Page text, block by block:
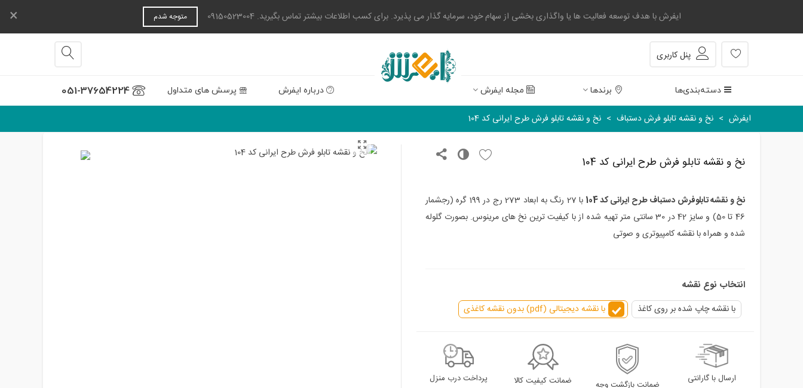
ایفرش با هدف توسعه فعالیت ها یا واگذاری بخشی از سهام خود، سرمایه گذار می پذیرد. برای کسب اطلاعات بیشتر تماس بگیرید. 09150523004 متوجه شدم ×
پنل کاربری
دسته‌بندی‌ها برندها مجله ایفرش درباره ایفرش پرسش های متداول 051-37654224
ایفرش > نخ و نقشه تابلو فرش دستباف > نخ و نقشه تابلو فرش طرح ایرانی کد 104
نخ و نقشه تابلو فرش طرح ایرانی کد 104
نخ و نقشه تابلوفرش دستباف طرح ایرانی کد 104 با 27 رنگ به ابعاد 273 رج در 199 گره
(رجشمار
46 تا 50 )
و سایز 42 در 30 سانتی متر تهیه شده از با کیفیت ترین نخ های مرینوس. بصورت گلوله
شده و همراه با نقشه کامپیوتری و صوتی
انتخاب نوع نقشه
با نقشه چاپ شده بر روی کاغذ با نقشه دیجیتالی (pdf) بدون نقشه کاغذی
ارسال با گارانتی
ضمانت بازگشت وجه ضمانت کیفیت کالا پرداخت درب منزل